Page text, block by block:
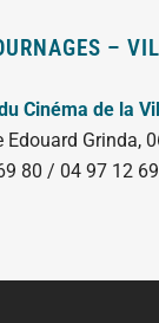
–
Cinéma de la
Edouard Grinda,
80 / 04 97 12